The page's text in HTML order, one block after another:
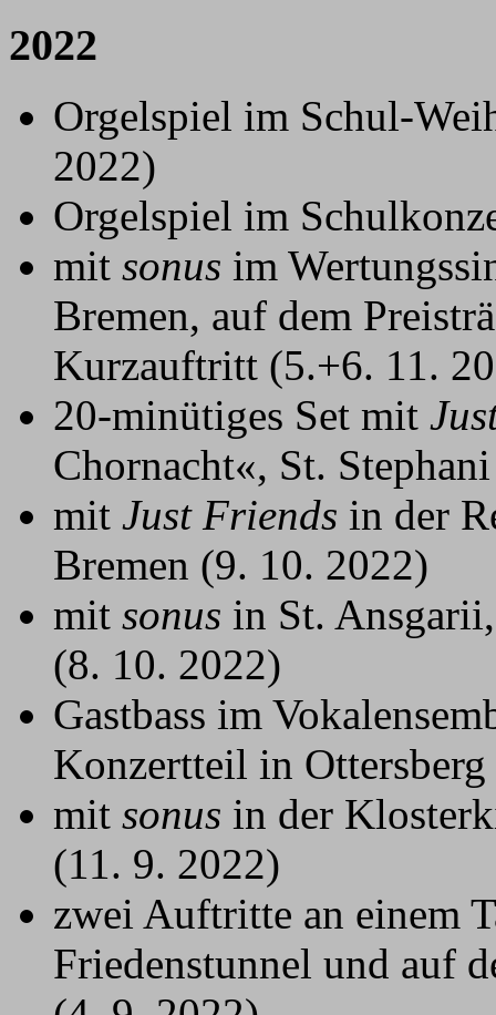
2022
Orgelspiel im Schul-
2022)
Orgelspiel im
mit sonus im
Bremen, auf dem
Kurzauftritt (5.+6. 11.
20-minütiges Set mit
Chornacht«, St.
mit Just Friends in der
Bremen (9. 10. 2022)
mit sonus in St.
(8. 10. 2022)
Gastbass im
Konzertteil in
mit sonus in der
(11. 9. 2022)
zwei Auftritte an einem
Friedenstunnel und auf